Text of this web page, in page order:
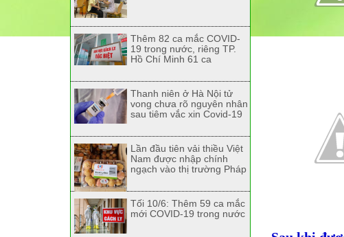
Thêm 82 ca mắc COVID-
19 trong nước, riêng TP.
Hồ Chí Minh 61 ca
Thanh niên ở Hà Nội tử
vong chưa rõ nguyên nhân
sau tiêm vắc xin Covid-19
Lần đầu tiên vải thiều Việt
Nam được nhập chính
ngạch vào thị trường Pháp
Tối 10/6: Thêm 59 ca mắc
mới COVID-19 trong nước